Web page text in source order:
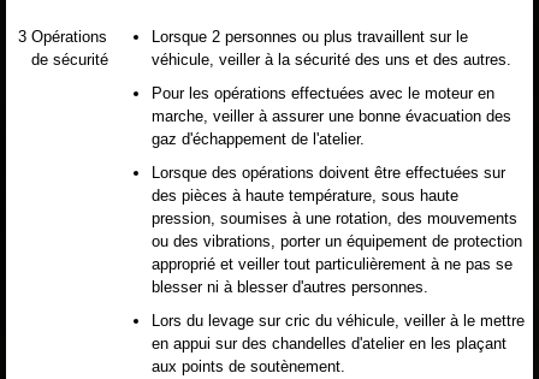
3 Opérations
de sécurité
Lorsque 2 personnes ou plus travaillent sur le
véhicule, veiller à la sécurité des uns et des autres.
Pour les opérations effectuées avec le moteur en
marche, veiller à assurer une bonne évacuation des
gaz d'échappement de l'atelier.
Lorsque des opérations doivent être effectuées sur
des pièces à haute température, sous haute
pression, soumises à une rotation, des mouvements
ou des vibrations, porter un équipement de protection
approprié et veiller tout particulièrement à ne pas se
blesser ni à blesser d'autres personnes.
Lors du levage sur cric du véhicule, veiller à le mettre
en appui sur des chandelles d'atelier en les plaçant
aux points de soutènement.